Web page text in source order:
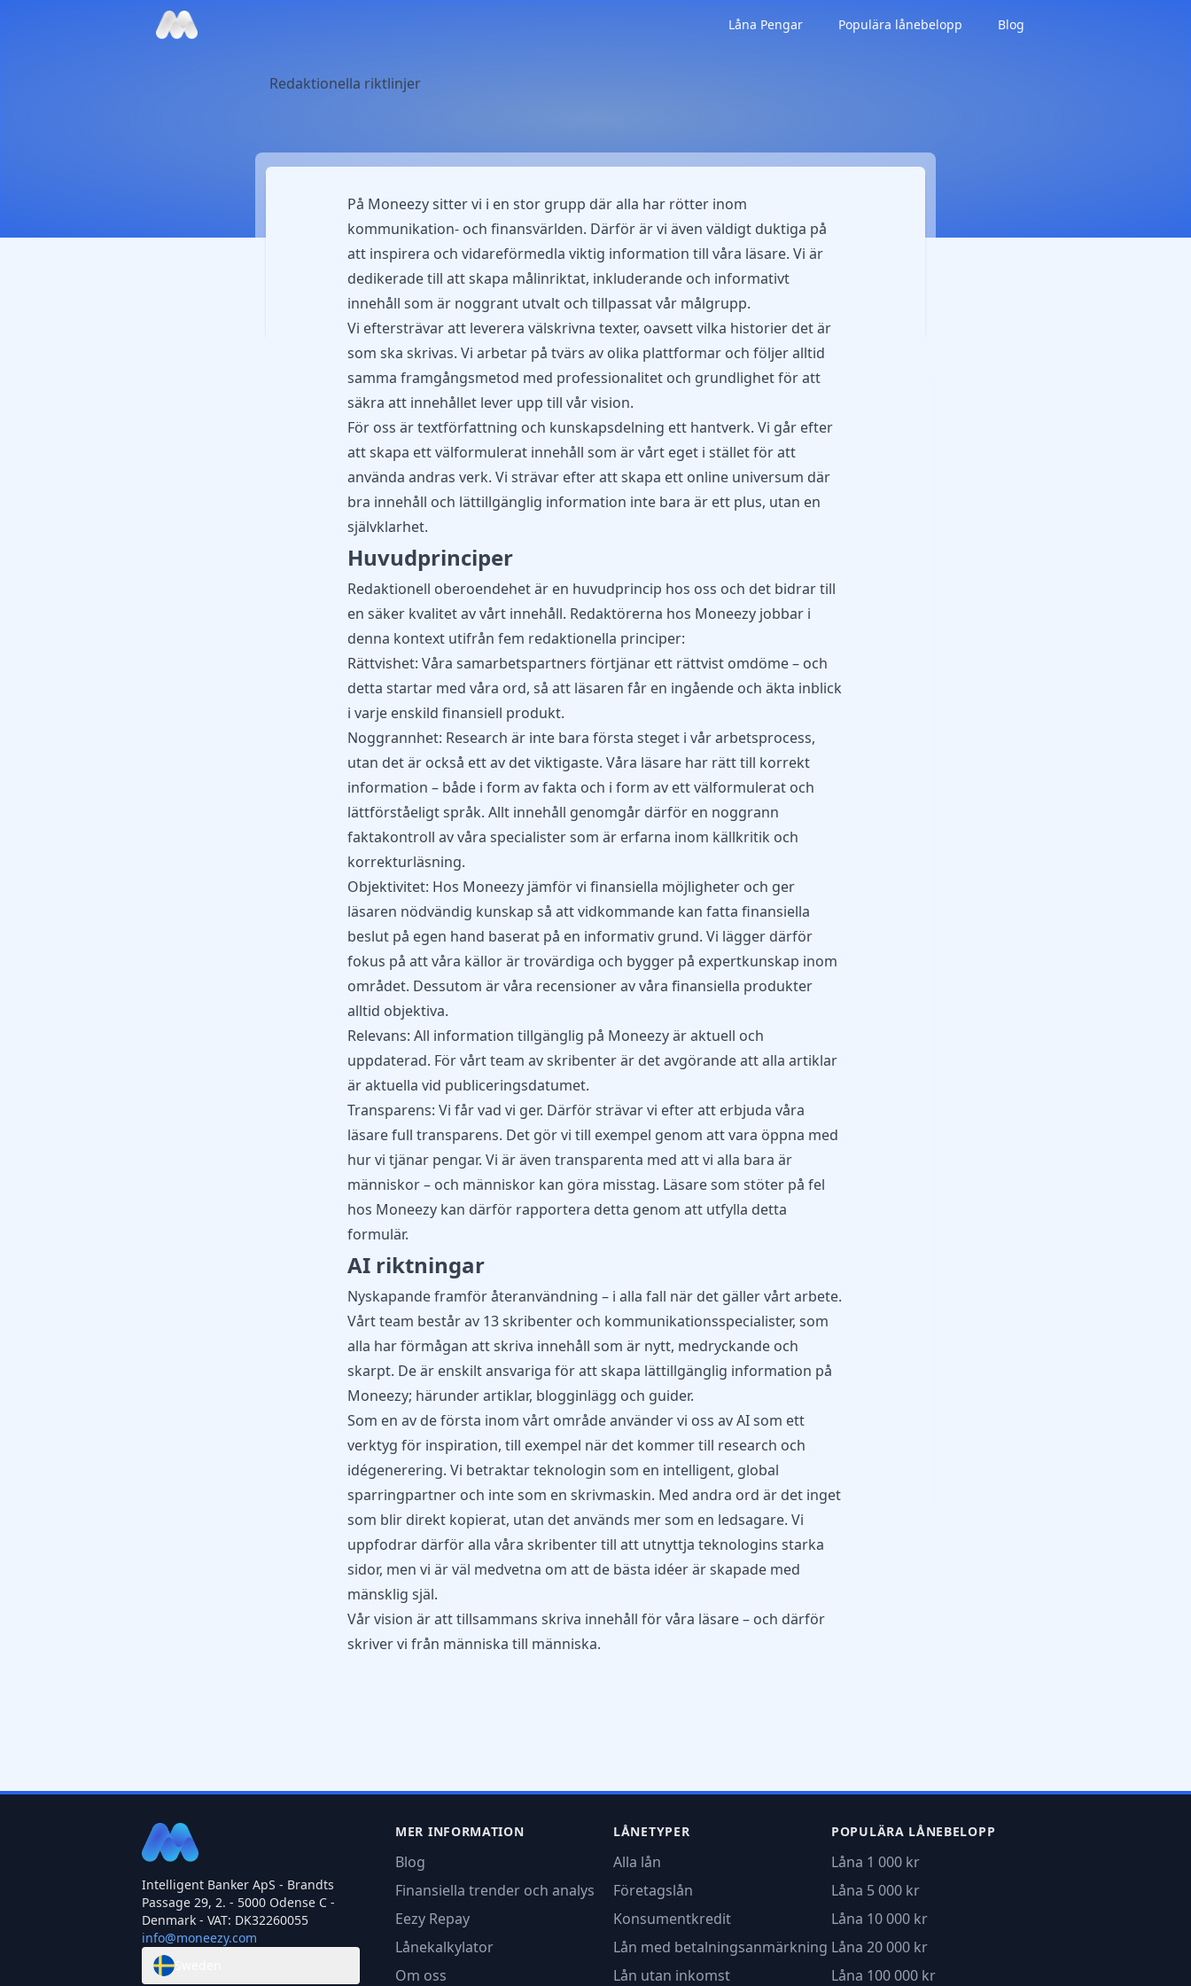
Låna Pengar Populära lånebelopp Blog
Redaktionella riktlinjer
På Moneezy sitter vi i en stor grupp där alla har rötter inom
kommunikation- och finansvärlden. Därför är vi även väldigt duktiga på
att inspirera och vidareförmedla viktig information till våra läsare. Vi är
dedikerade till att skapa målinriktat, inkluderande och informativt
innehåll som är noggrant utvalt och tillpassat vår målgrupp.
Vi eftersträvar att leverera välskrivna texter, oavsett vilka historier det är
som ska skrivas. Vi arbetar på tvärs av olika plattformar och följer alltid
samma framgångsmetod med professionalitet och grundlighet för att
säkra att innehållet lever upp till vår vision.
För oss är textförfattning och kunskapsdelning ett hantverk. Vi går efter
att skapa ett välformulerat innehåll som är vårt eget i stället för att
använda andras verk. Vi strävar efter att skapa ett online universum där
bra innehåll och lättillgänglig information inte bara är ett plus, utan en
självklarhet.
Huvudprinciper
Redaktionell oberoendehet är en huvudprincip hos oss och det bidrar till
en säker kvalitet av vårt innehåll. Redaktörerna hos Moneezyjobbar i
denna kontext utifrån fem redaktionella principer:
Rättvishet: Våra samarbetspartners förtjänar ett rättvist omdöme – och
detta startar med våra ord, så att läsaren får en ingående och äkta inblick
i varje enskild finansiell produkt.
Noggrannhet: Research är inte bara första steget i vår arbetsprocess,
utan det är också ett av det viktigaste. Våra läsare har rätt till korrekt
information – både i form av fakta och i form av ett välformulerat och
lättförståeligt språk. Allt innehåll genomgår därför en noggrann
faktakontroll av våra specialister som är erfarna inom källkritik och
korrekturläsning.
Objektivitet: Hos Moneezy jämför vi finansiella möjligheter och ger
läsaren nödvändig kunskap så att vidkommande kan fatta finansiella
beslut på egen hand baserat på en informativ grund. Vi lägger därför
fokus på att våra källor är trovärdiga och bygger på expertkunskap inom
området. Dessutom är våra recensioner av våra finansiella produkter
alltid objektiva.
Relevans: All information tillgänglig på Moneezy är aktuell och
uppdaterad. För vårt team av skribenter är det avgörande att alla artiklar
är aktuella vid publiceringsdatumet.
Transparens: Vi får vad vi ger. Därför strävar vi efter att erbjuda våra
läsare full transparens. Det gör vi till exempel genom att vara öppna med
hur vi tjänar pengar. Vi är även transparenta med att vi alla bara är
människor – och människor kan göra misstag. Läsare som stöter på fel
hos Moneezy kan därför rapportera detta genom att utfylla detta
formulär.
AI riktningar
Nyskapande framför återanvändning – i alla fall när det gäller vårt arbete.
Vårt team består av 13 skribenter och kommunikationsspecialister, som
alla har förmågan att skriva innehåll som är nytt, medryckande och
skarpt. De är enskilt ansvariga för att skapa lättillgänglig information på
Moneezy; härunder artiklar, blogginlägg och guider.
Som en av de första inom vårt område använder vi oss av AI som ett
verktyg för inspiration, till exempel när det kommer till research och
idégenerering. Vi betraktar teknologin som en intelligent, global
sparringpartner och inte som en skrivmaskin. Med andra ord är det inget
som blir direkt kopierat, utan det används mer som en ledsagare. Vi
uppfodrar därför alla våra skribenter till att utnyttja teknologins starka
sidor, men vi är väl medvetna om att de bästa idéer är skapade med
mänsklig själ.
Vår vision är att tillsammans skriva innehåll för våra läsare – och därför
skriver vi från människa till människa.
Intelligent Banker ApS - Brandts
Passage 29, 2. - 5000 Odense C -
Denmark - VAT: DK32260055
info@moneezy.com
MER INFORMATION
Blog
Finansiella trender och analys
Eezy Repay
Lånekalkylator
Om oss
LÅNETYPER
Alla lån
Företagslån
Konsumentkredit
Lån med betalningsanmärkning
Lån utan inkomst
POPULÄRA LÅNEBELOPP
Låna 1 000 kr
Låna 5 000 kr
Låna 10 000 kr
Låna 20 000 kr
Låna 100 000 kr